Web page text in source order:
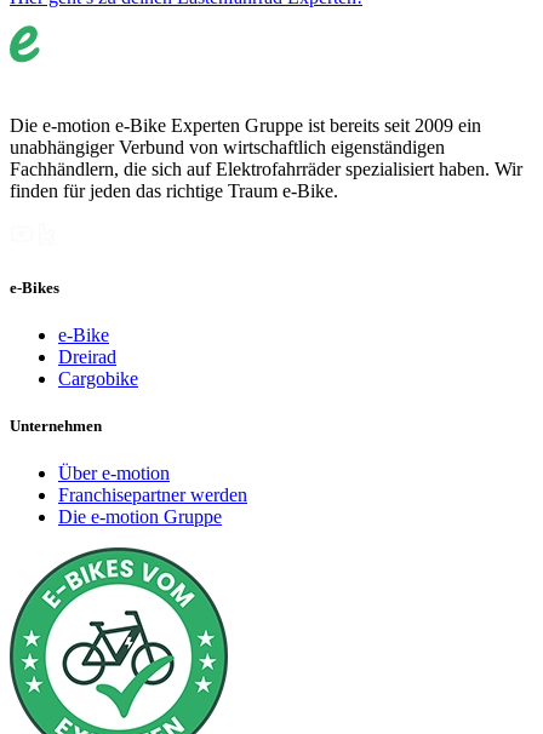
Die e-motion e-Bike Experten Gruppe ist bereits seit 2009 ein
unabhängiger Verbund von wirtschaftlich eigenständigen
Fachhändlern, die sich auf Elektrofahrräder spezialisiert haben. Wir
finden für jeden das richtige Traum e-Bike.
e-Bikes
e-Bike
Dreirad
Cargobike
Unternehmen
Über e-motion
Franchisepartner werden
Die e-motion Gruppe